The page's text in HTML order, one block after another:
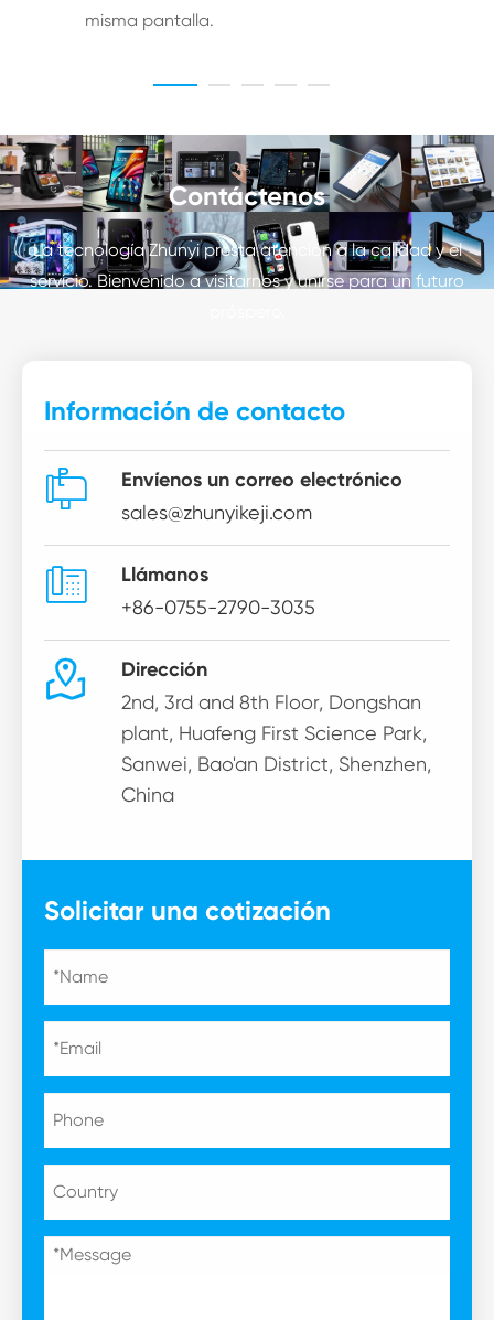
misma pantalla.
Contáctenos
La tecnología Zhunyi presta atención a la calidad y el
servicio. Bienvenido a visitarnos y unirse para un futuro
Información de contacto
 Envíenos un correo electrónico
sales@zhunyikeji.com
 Llámanos
+86-0755-2790-3035
 Dirección
2nd, 3rd and 8th Floor, Dongshan
plant, Huafeng First Science Park,
Sanwei, Bao'an District, Shenzhen,
China
Solicitar una cotización